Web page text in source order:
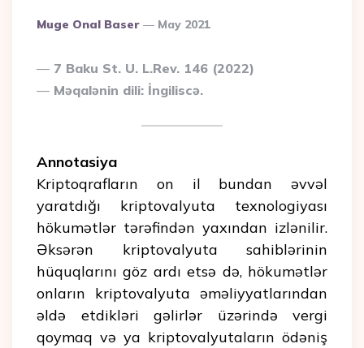
Posted
Muge Onal Baser May 2021
7 Baku St. U. L.Rev. 146 (2022)
Məqalənin dili: İngiliscə.
Annotasiya
Kriptoqrafların on il bundan əvvəl
yaratdığı kriptovalyuta texnologiyası
hökumətlər tərəfindən yaxından izlənilir.
Əksərən kriptovalyuta sahiblərinin
hüquqlarını göz ardı etsə də, hökumətlər
onların kriptovalyuta əməliyyatlarından
əldə etdikləri gəlirlər üzərində vergi
qoymaq və ya kriptovalyutaların ödəniş